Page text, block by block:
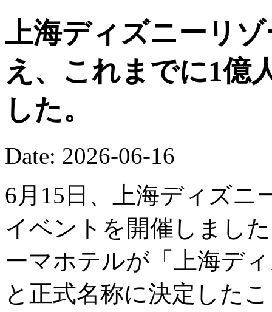
上海ディズニーリ
え、これまでに1億
した。
Date: 2026-06-16
6月15日、上海ディズニ
イベントを開催しまし
ーマホテルが「上海デ
と正式名称に決定した